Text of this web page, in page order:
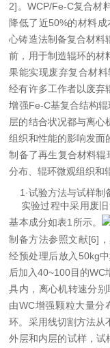
2]。WCP/Fe-C复合材
降低了近50%的材料
心铸造法制备复合材料
前，用于制造辊环的材
果能实现废弃复合材
经有许多工作者以废弃
增强Fe-C基复合结构
层的结合状况都与离心
组织和性能的影响发面
制备了再生复合材料辊
分布、辊环微观组织和
1·试验方法与试样制
实验过程中采用废旧
基本成分如表1所示。
制备方法参照文献[6]
经预处理后放入50kg
后加入40~100目的WC
具内，离心机转速分
由WC增强颗粒大量分
环。采用线切割方法从
外层和内层的试样，试